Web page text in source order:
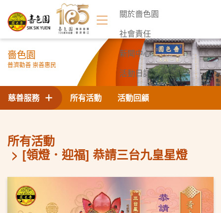
關於嗇色園
社會責任
新聞中心
活動日誌
聯絡我們
嗇色園
普濟勸善 崇善惠民
所有活動 活動回顧
慈善服務
所有活動
[領燈．迎福] 恭請三台九皇星燈